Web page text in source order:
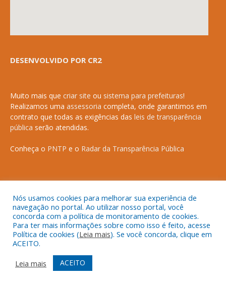
DESENVOLVIDO POR CR2
Muito mais que criar site ou sistema para prefeituras!
Realizamos uma assessoria completa, onde garantimos em
contrato que todas as exigências das leis de transparência
pública serão atendidas.
Conheça o PNTP e o Radar da Transparência Pública
Todos os direitos reservados a Prefeitura Municipal de Anapurus.
Mapa do Site
Acessar o Webmail
Nós usamos cookies para melhorar sua experiência de
navegação no portal. Ao utilizar nosso portal, você
concorda com a política de monitoramento de cookies.
Para ter mais informações sobre como isso é feito, acesse
Política de cookies (Leia mais). Se você concorda, clique em
ACEITO.
Leia mais
ACEITO